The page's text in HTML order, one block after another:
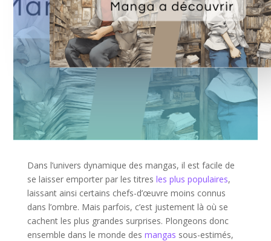
Dans l’univers dynamique des mangas, il est facile de
se laisser emporter par les titres les plus populaires,
laissant ainsi certains chefs-d’œuvre moins connus
dans l’ombre. Mais parfois, c’est justement là où se
cachent les plus grandes surprises. Plongeons donc
ensemble dans le monde des mangas sous-estimés,